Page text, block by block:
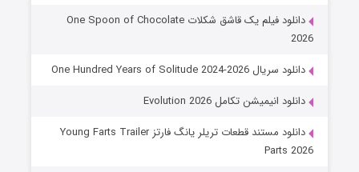
دانلود فیلم یک قاشق شکلات One Spoon of Chocolate
2026
دانلود سریال One Hundred Years of Solitude 2024-2026
دانلود انیمیشن تکامل Evolution 2026
دانلود مستند قطعات تریلر یانگ فارتز Young Farts Trailer
Parts 2026